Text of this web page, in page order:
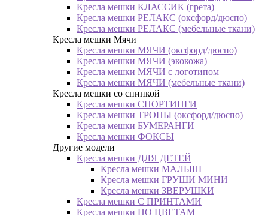
Кресла мешки КЛАССИК (грета)
Креслa мешки РЕЛАКС (оксфорд/дюспо)
Креслa мешки РЕЛАКС (мебельные ткани)
Кресла мешки Мячи
Кресла мешки МЯЧИ (оксфорд/дюспо)
Кресла мешки МЯЧИ (экокожа)
Кресла мешки МЯЧИ с логотипом
Кресла мешки МЯЧИ (мебельные ткани)
Кресла мешки со спинкой
Кресла мешки СПОРТИНГИ
Кресла мешки ТРОНЫ (оксфорд/дюспо)
Кресла мешки БУМЕРАНГИ
Кресла мешки ФОКСЫ
Другие модели
Кресла мешки ДЛЯ ДЕТЕЙ
Кресла мешки МАЛЫШ
Кресла мешки ГРУШИ МИНИ
Кресла мешки ЗВЕРУШКИ
Кресла мешки С ПРИНТАМИ
Кресла мешки ПО ЦВЕТАМ